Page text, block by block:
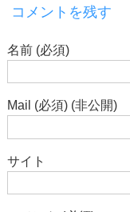
コメントを残す
名前 (必須)
Mail (必須) (非公開)
サイト